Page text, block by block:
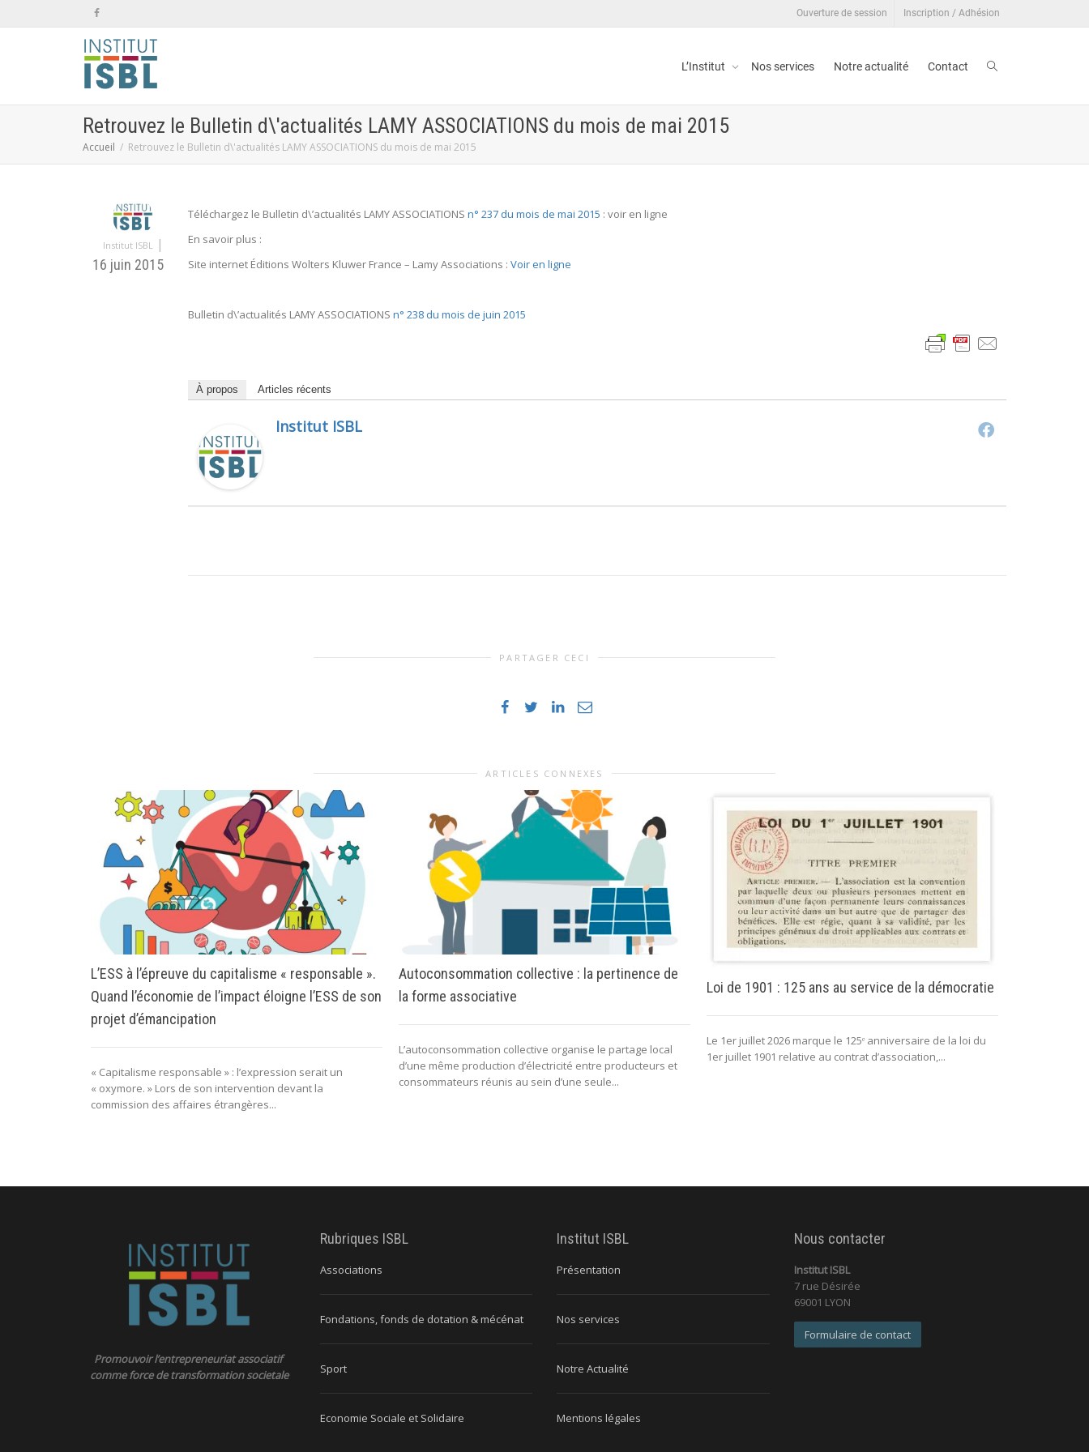
Ouverture de session Inscription / Adhésion
L’Institut Nos services Notre actualité Contact
Retrouvez le Bulletin d\'actualités LAMY ASSOCIATIONS du mois de mai 2015
Accueil Retrouvez le Bulletin d\'actualités LAMY ASSOCIATIONS du mois de mai 2015
Institut ISBL |
16 juin 2015
Téléchargez le Bulletin d\’actualités LAMY ASSOCIATIONS n° 237 du mois de mai 2015 : voir en ligne
En savoir plus :
Site internet Éditions Wolters Kluwer France – Lamy Associations : Voir en ligne
Bulletin d\’actualités LAMY ASSOCIATIONS n° 238 du mois de juin 2015
À propos Articles récents
Institut ISBL
PARTAGER CECI
ARTICLES CONNEXES
L’ESS à l’épreuve du capitalisme « responsable ».
Quand l’économie de l’impact éloigne l’ESS de son
projet d’émancipation
« Capitalisme responsable » : l’expression serait un
« oxymore. » Lors de son intervention devant la
commission des affaires étrangères...
Autoconsommation collective : la pertinence de
la forme associative
L’autoconsommation collective organise le partage local
d’une même production d’électricité entre producteurs et
consommateurs réunis au sein d’une seule...
Loi de 1901 : 125 ans au service de la démocratie
Le 1er juillet 2026 marque le 125ᵉ anniversaire de la loi du
1er juillet 1901 relative au contrat d’association,...
Promouvoir l’entrepreneuriat associatif
comme force de transformation societale
Rubriques ISBL
Associations
Fondations, fonds de dotation & mécénat
Sport
Economie Sociale et Solidaire
Institut ISBL
Présentation
Nos services
Notre Actualité
Mentions légales
Nous contacter
Institut ISBL
7 rue Désirée
69001 LYON
Formulaire de contact